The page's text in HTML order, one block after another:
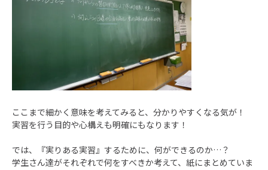
ここまで細かく意味を考えてみると、分かりやすくなる気が！
実習を行う目的や心構えも明確にもなります！
では、『実りある実習』するために、何ができるのか…？
学生さん達がそれぞれで何をすべきか考えて、紙にまとめていま